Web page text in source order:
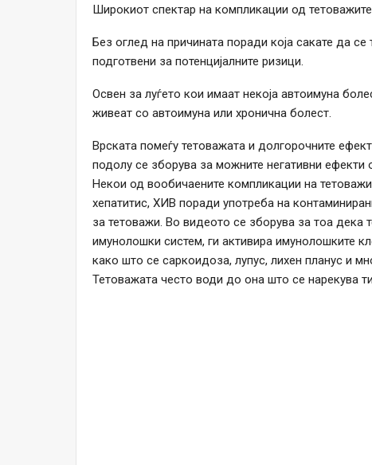
Широкиот спектар на компликации од
Без оглед на причината поради која сакате да
подготвени за потенцијалните ризици.
Освен за луѓето кои имаат некоја автоимуна
живеат со автоимуна или хронична болест.
Врската помеѓу тетоважата и долгорочните
подолу се зборува за можните негативни ефекти
Некои од вообичаените компликации на
хепатитис, ХИВ поради употреба на
за тетоважи. Во видеото се зборува за тоа дека
имунолошки систем, ги активира имунолошките
како што се саркоидоза, лупус, лихен планус и
Тетоважата често води до она што се нарекува